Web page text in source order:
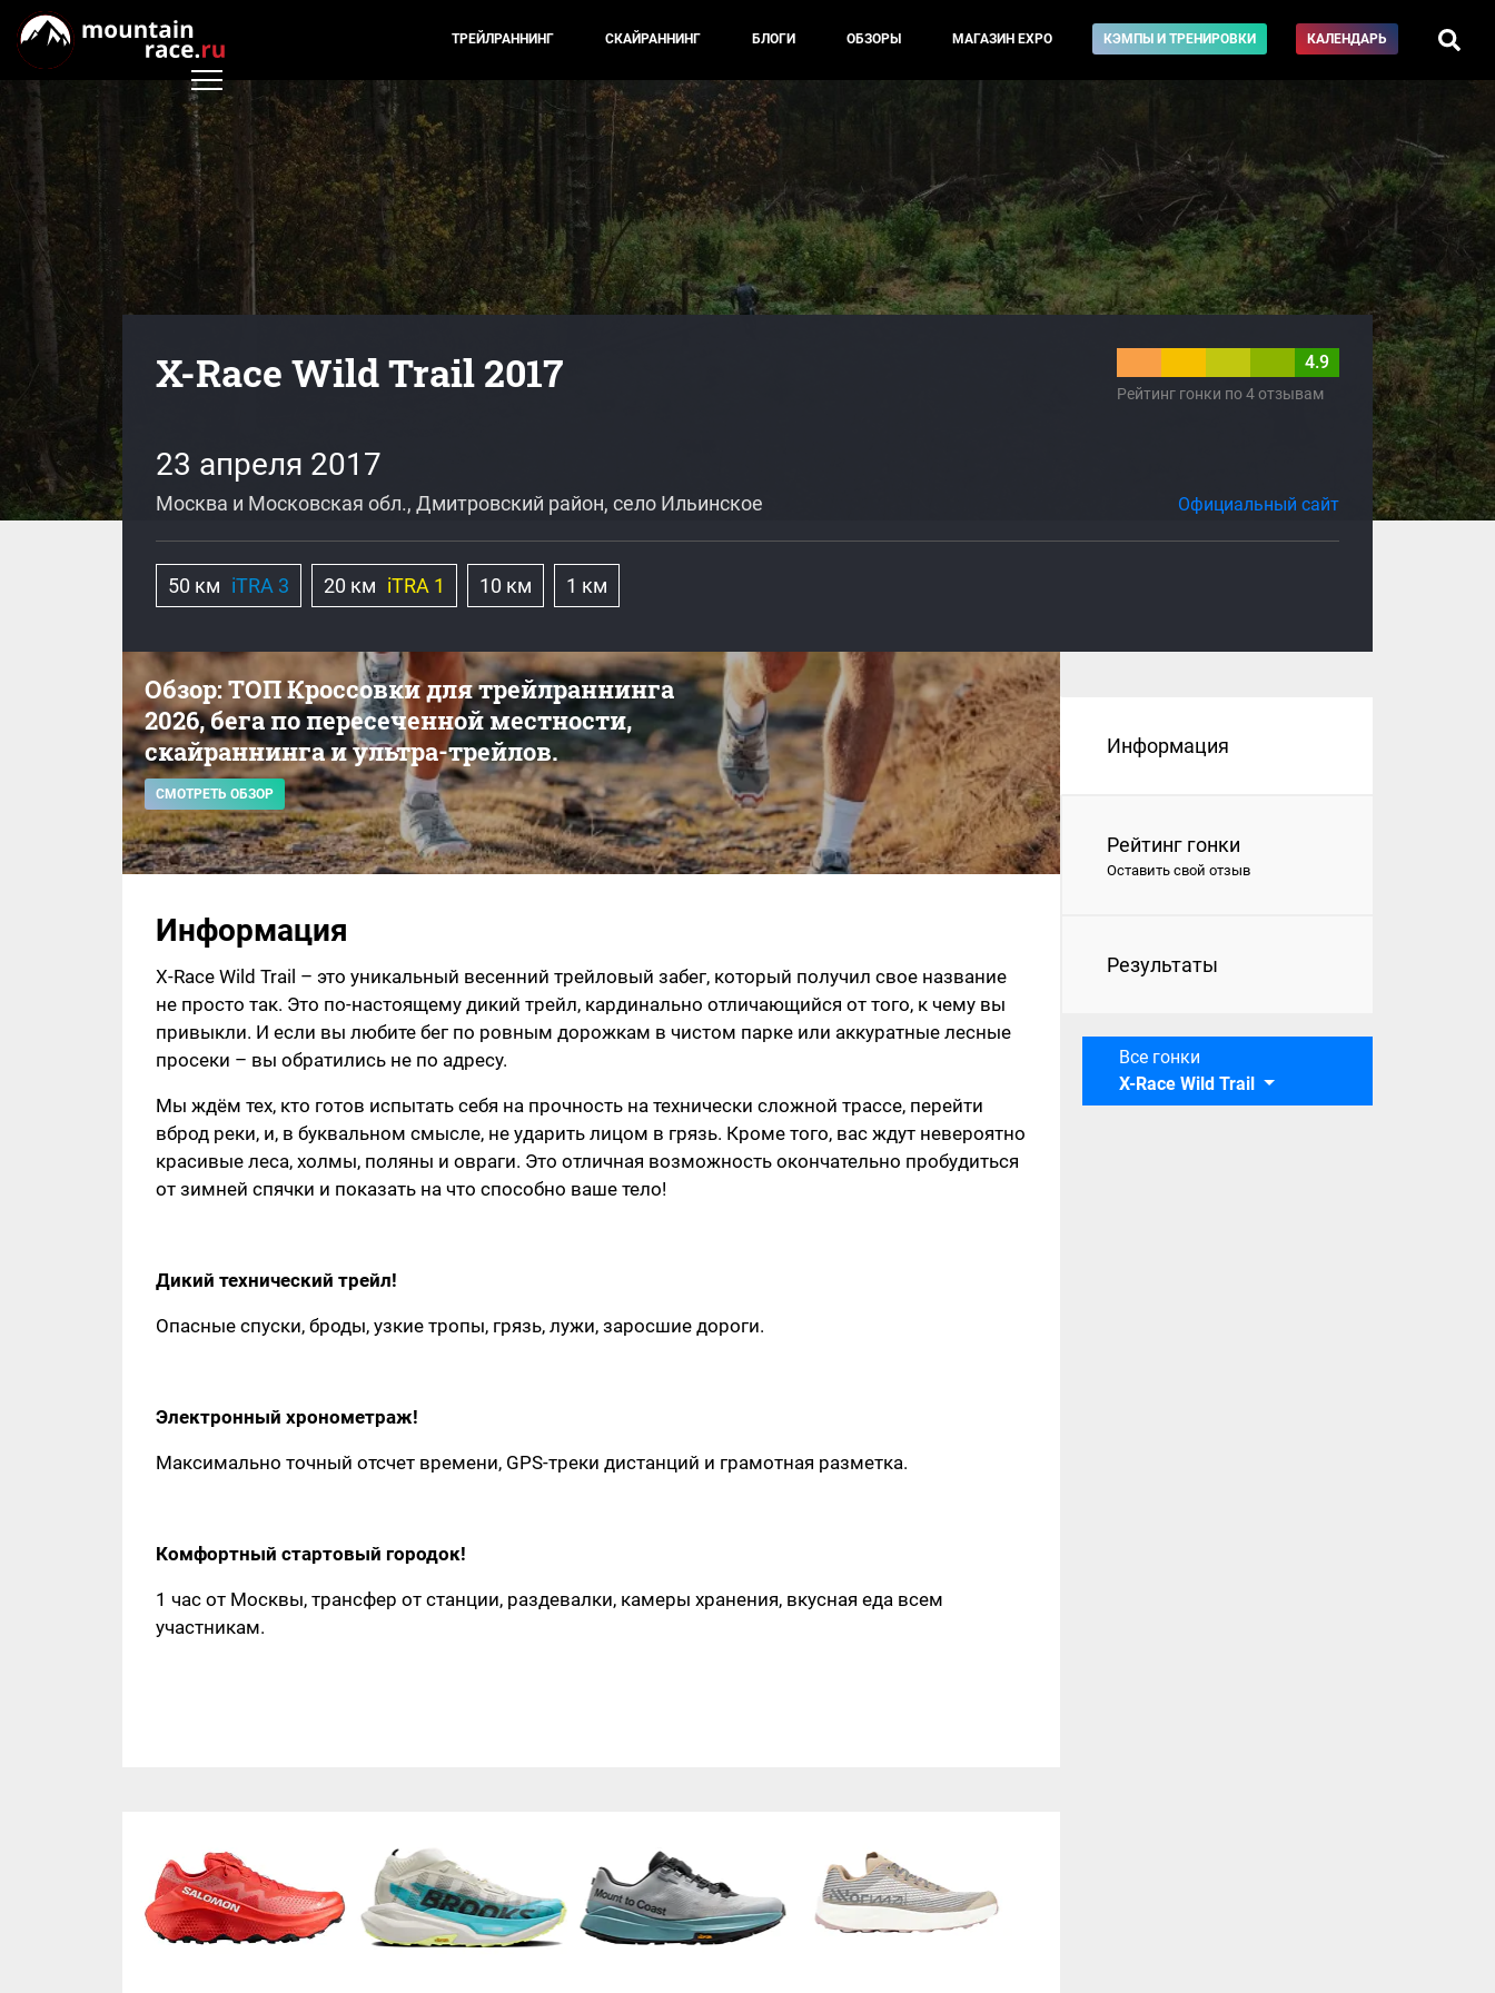
ТРЕЙЛРАННИНГ СКАЙРАННИНГ БЛОГИ ОБЗОРЫ МАГАЗИН EXPO КЭМПЫ И ТРЕНИРОВКИ КАЛЕНДАРЬ
X-Race Wild Trail 2017 4.9
Рейтинг гонки по 4 отзывам
23 апреля 2017
Москва и Московская обл., Дмитровский район, село Ильинское Официальный сайт
50 км iTRA 3 20 км iTRA 1 10 км 1 км
Обзор: ТОП Кроссовки для трейлраннинга
2026, бега по пересеченной местности,
скайраннинга и ультра-трейлов.
СМОТРЕТЬ ОБЗОР
Информация
X-Race Wild Trail – это уникальный весенний трейловый забег, который получил свое название
не просто так. Это по-настоящему дикий трейл, кардинально отличающийся от того, к чему вы
привыкли. И если вы любите бег по ровным дорожкам в чистом парке или аккуратные лесные
просеки – вы обратились не по адресу.
Мы ждём тех, кто готов испытать себя на прочность на технически сложной трассе, перейти
вброд реки, и, в буквальном смысле, не ударить лицом в грязь. Кроме того, вас ждут невероятно
красивые леса, холмы, поляны и овраги. Это отличная возможность окончательно пробудиться
от зимней спячки и показать на что способно ваше тело!
Дикий технический трейл!
Опасные спуски, броды, узкие тропы, грязь, лужи, заросшие дороги.
Электронный хронометраж!
Максимально точный отсчет времени, GPS-треки дистанций и грамотная разметка.
Комфортный стартовый городок!
1 час от Москвы, трансфер от станции, раздевалки, камеры хранения, вкусная еда всем
участникам.
Информация
Рейтинг гонки
Оставить свой отзыв
Результаты
Все гонки
X-Race Wild Trail